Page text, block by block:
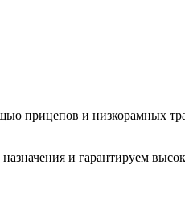
прицепов и низкорамных
и гарантируем